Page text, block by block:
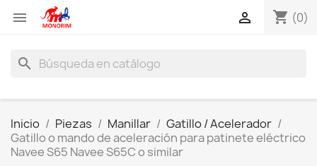
 shopping_cart (0)

search
Inicio Piezas Manillar
Gatillo / Acelerador
Gatillo o mando de aceleración para patinete eléctrico
Navee S65 Navee S65C o similar